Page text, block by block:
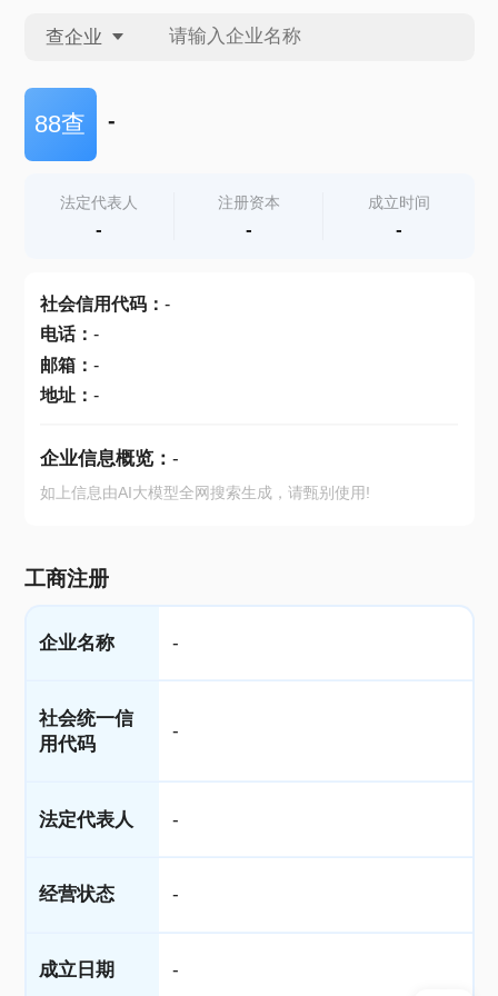
查企业
查企业
查产地
88查 -
法定代表人
-
注册资本
-
成立时间
-
社会信用代码： -
电话： -
邮箱： -
地址： -
企业信息概览： -
如上信息由AI大模型全网搜索生成，请甄别使用!
工商注册
企业名称 -
社会统一信
用代码
-
法定代表人 -
经营状态 -
成立日期 -